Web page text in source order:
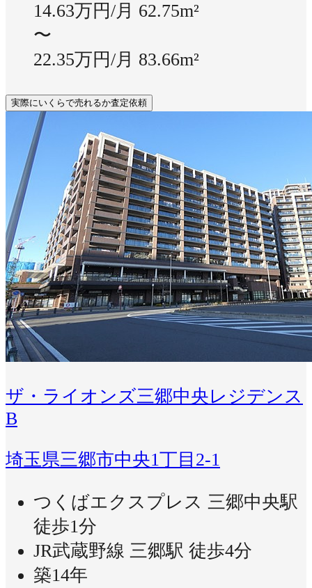
14.63万円/月 62.75m²
〜
22.35万円/月 83.66m²
実際にいくらで売れるか査定依頼
ザ・ライオンズ三郷中央レジデンス
B
埼玉県三郷市中央1丁目2-1
つくばエクスプレス 三郷中央駅
徒歩1分
JR武蔵野線 三郷駅 徒歩4分
築14年